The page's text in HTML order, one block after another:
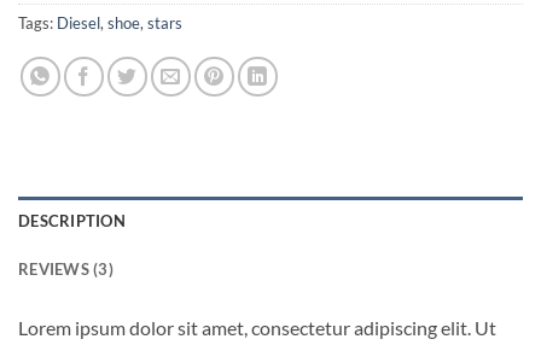
Tags: Diesel,shoe,stars
DESCRIPTION
REVIEWS (3)
Lorem ipsum dolor sit amet, consectetur adipiscing elit. Ut